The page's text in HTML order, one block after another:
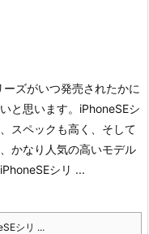
ーズがいつ発売されたかに
と思います。 iPhoneSEシ
スペックも高く、そして
かなり人気の高いモデル
iPhoneSEシリ ...
シリ ...